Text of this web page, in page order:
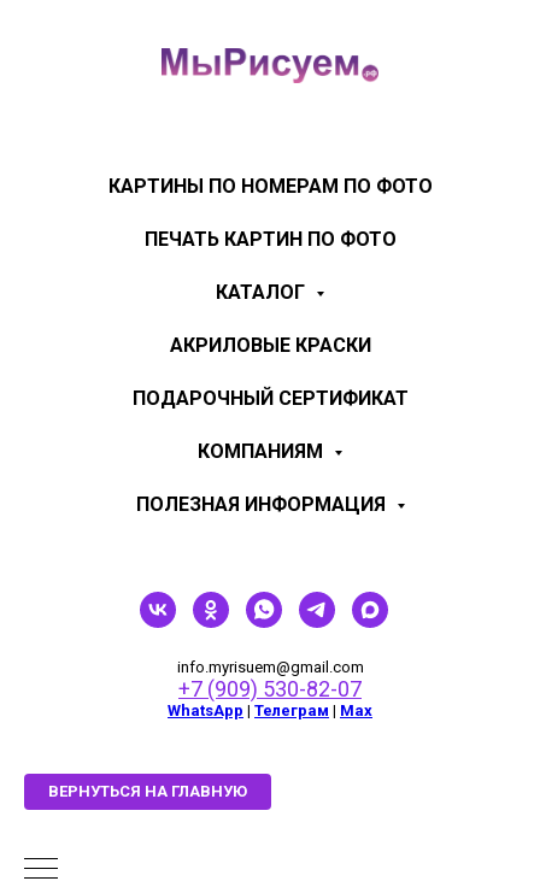
КАРТИНЫ ПО НОМЕРАМ ПО ФОТО
ПЕЧАТЬ КАРТИН ПО ФОТО
КАТАЛОГ
АКРИЛОВЫЕ КРАСКИ
ПОДАРОЧНЫЙ СЕРТИФИКАТ
КОМПАНИЯМ
ПОЛЕЗНАЯ ИНФОРМАЦИЯ
info.myrisuem@gmail.com
+7 (909) 530-82-07
WhatsApp | Телеграм | Мах
ВЕРНУТЬСЯ НА ГЛАВНУЮ